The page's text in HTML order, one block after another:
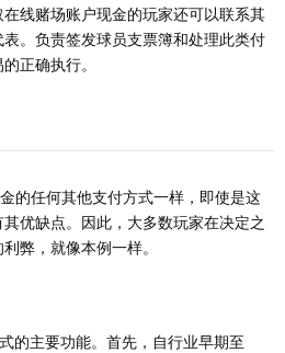
线赌场账户现金的玩家还可以联系其
。负责签发球员支票簿和处理此类付
正确执行。
的任何其他支付方式一样，即使是这
优缺点。因此，大多数玩家在决定之
弊，就像本例一样。
的主要功能。首先，自行业早期至